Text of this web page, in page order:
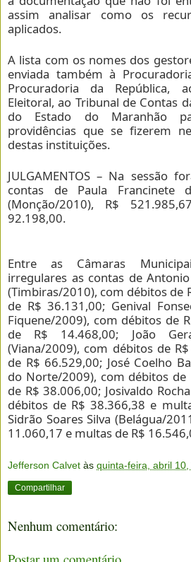
assim analisar como os
aplicados.
A lista com os nomes dos
enviada também à
Procuradoria da República,
Eleitoral, ao Tribunal de Contas
do Estado do Maranhão
providências que se fizerem
destas instituições.
JULGAMENTOS – Na sessão
contas de Paula Francinete
(Monção/2010), R$
92.198,00.
Entre as Câmaras
irregulares as contas de
(Timbiras/2010), com débitos de
de R$ 36.131,00; Genival
Fiquene/2009), com débitos de
de R$ 14.468,00; João
(Viana/2009), com débitos de
de R$ 66.529,00; José Coelho
do Norte/2009), com débitos de
de R$ 38.006,00; Josivaldo
débitos de R$ 38.366,38 e
Sidrão Soares Silva (Belágua/
11.060,17 e multas de R$
Jefferson Calvet às quinta-feira, abril
Compartilhar
Nenhum comentário: